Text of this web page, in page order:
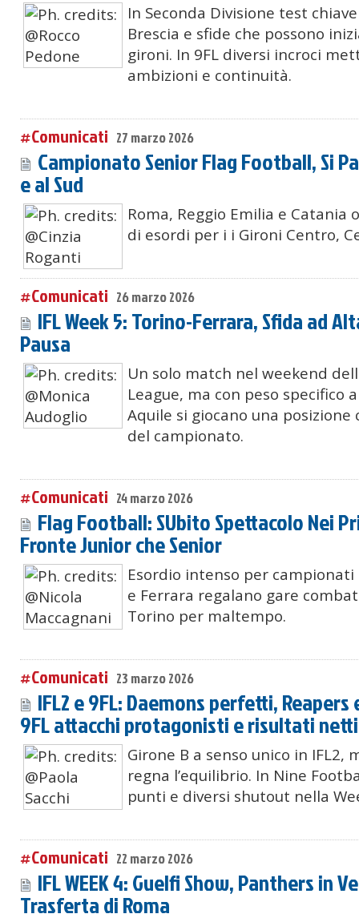
In Seconda Divisione test
Brescia e sfide che possono
gironi. In 9FL diversi incroci
ambizioni e continuità.
#Comunicati 27 marzo 2026
Campionato Senior Flag Football, Si
e al Sud
Roma, Reggio Emilia e Catania
di esordi per i i Gironi Centro,
#Comunicati 26 marzo 2026
IFL Week 5: Torino-Ferrara, Sfida ad
Pausa
Un solo match nel weekend
League, ma con peso specifico
Aquile si giocano una
del campionato.
#Comunicati 24 marzo 2026
Flag Football: SUbito Spettacolo Nei
Fronte Junior che Senior
Esordio intenso per campionati
e Ferrara regalano gare
Torino per maltempo.
#Comunicati 23 marzo 2026
IFL2 e 9FL: Daemons perfetti, Reapers
9FL attacchi protagonisti e risultati netti
Girone B a senso unico in IFL2,
regna l’equilibrio. In Nine
punti e diversi shutout nella
#Comunicati 22 marzo 2026
IFL WEEK 4: Guelfi Show, Panthers in
Trasferta di Roma